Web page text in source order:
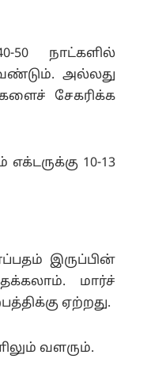
50 நாட்களில்
அல்லது
சேகரிக்க
10-13
இருப்பின்
மார்ச்
ஏற்றது.
வளரும்.